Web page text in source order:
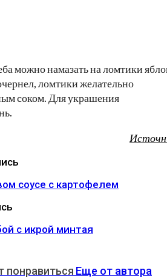
можно намазать на ломтики
ломтики желательно
соком. Для украшения
соусе с картофелем
с икрой минтая
понравиться Еще от автора